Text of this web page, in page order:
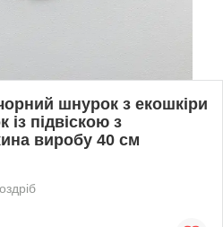
шнурок з екошкіри
підвіскою з
виробу 40 см